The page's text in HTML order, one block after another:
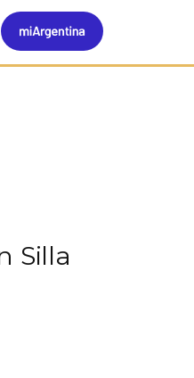
Mi
Silla